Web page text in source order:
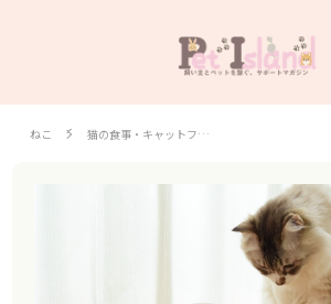
ねこ 猫の食事・キャットフ…